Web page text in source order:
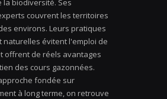
couvrent les territoires
environs. Leurs pratiques
naturelles évitent l'emploi de
offrent de réels avantages
des cours gazonnées.
fondée sur
à long terme, on retrouve